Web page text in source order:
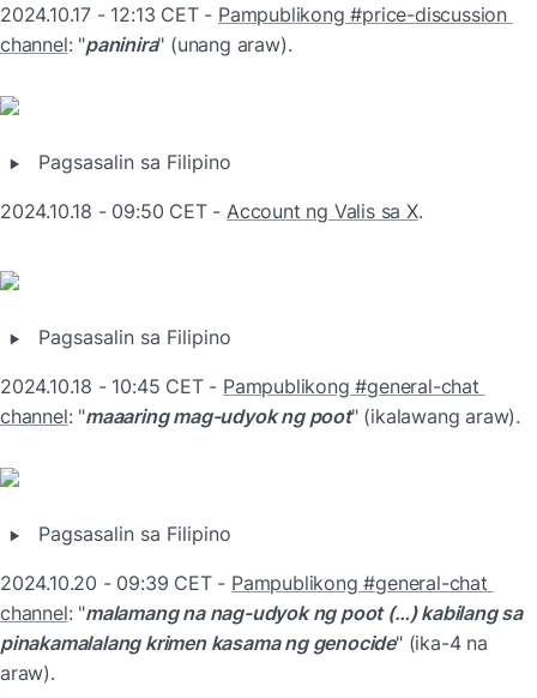
2024.10.17 - 12:13 CET - Pampublikong #price-discussion
channel: "paninira" (unang araw).
‣ Pagsasalin sa Filipino
2024.10.18 - 09:50 CET - Account ng Valis sa X.
‣ Pagsasalin sa Filipino
2024.10.18 - 10:45 CET - Pampublikong #general-chat
channel: "maaaring mag-udyok ng poot" (ikalawang araw).
‣ Pagsasalin sa Filipino
2024.10.20 - 09:39 CET - Pampublikong #general-chat
channel: "malamang na nag-udyok ng poot (…) kabilang sa
pinakamalalang krimen kasama ng genocide" (ika-4 na
araw).